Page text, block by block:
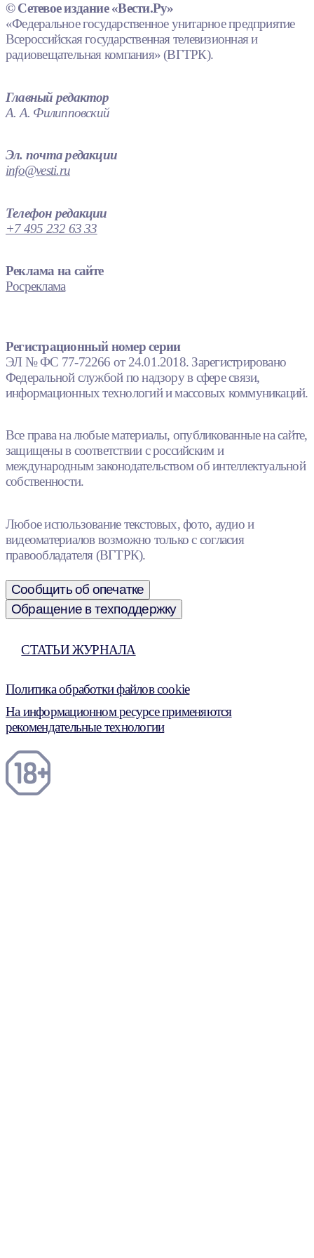
© Сетевое издание «Вести.Ру»
«Федеральное государственное унитарное предприятие
Всероссийская государственная телевизионная и
радиовещательная компания» (ВГТРК).
Главный редактор
А. А. Филипповский
Эл. почта редакции
info@vesti.ru
Телефон редакции
+7 495 232 63 33
Реклама на сайте
Росреклама
Регистрационный номер серии
ЭЛ № ФС 77-72266 от 24.01.2018. Зарегистрировано
Федеральной службой по надзору в сфере связи,
информационных технологий и массовых коммуникаций.
Все права на любые материалы, опубликованные на сайте,
защищены в соответствии с российским и
международным законодательством об интеллектуальной
собственности.
Любое использование текстовых, фото, аудио и
видеоматериалов возможно только с согласия
правообладателя (ВГТРК).
Сообщить об опечатке
Обращение в техподдержку
СТАТЬИ ЖУРНАЛА
Политика обработки файлов cookie
На информационном ресурсе применяются
рекомендательные технологии